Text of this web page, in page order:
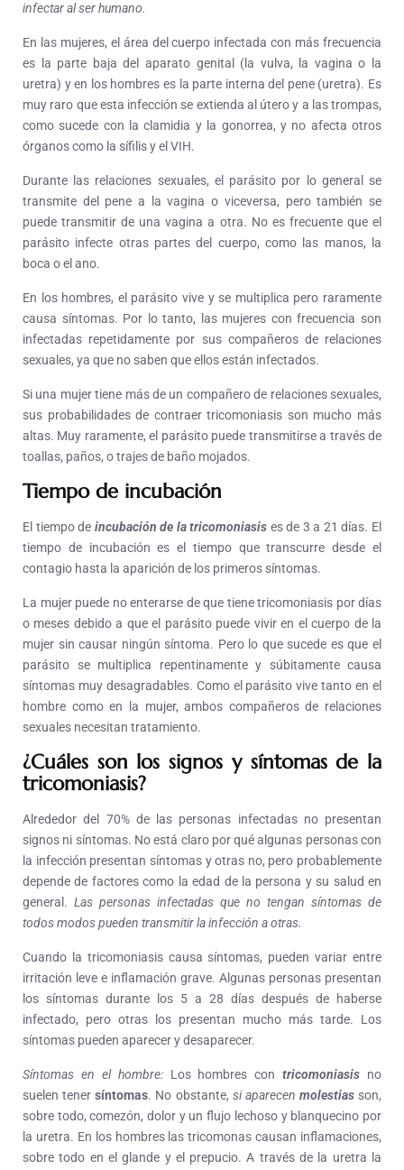
infectar al ser humano.
En las mujeres, el área del cuerpo infectada con más frecuencia
es la parte baja del aparato genital (la vulva, la vagina o la
uretra) y en los hombres es la parte interna del pene (uretra). Es
muy raro que esta infección se extienda al útero y a las trompas,
como sucede con la clamidia y la gonorrea, y no afecta otros
órganos como la sífilis y el VIH.
Durante las relaciones sexuales, el parásito por lo general se
transmite del pene a la vagina o viceversa, pero también se
puede transmitir de una vagina a otra. No es frecuente que el
parásito infecte otras partes del cuerpo, como las manos, la
boca o el ano.
En los hombres, el parásito vive y se multiplica pero raramente
causa síntomas. Por lo tanto, las mujeres con frecuencia son
infectadas repetidamente por sus compañeros de relaciones
sexuales, ya que no saben que ellos están infectados.
Si una mujer tiene más de un compañero de relaciones sexuales,
sus probabilidades de contraer tricomoniasis son mucho más
altas. Muy raramente, el parásito puede transmitirse a través de
toallas, paños, o trajes de baño mojados.
Tiempo de incubación
El tiempo de incubación de latricomoniasis es de 3 a 21 días. El
tiempo de incubación es el tiempo que transcurre desde el
contagio hasta la aparición de los primeros síntomas.
La mujer puede no enterarse de que tiene tricomoniasis por días
o meses debido a que el parásito puede vivir en el cuerpo de la
mujer sin causar ningún síntoma. Pero lo que sucede es que el
parásito se multiplica repentinamente y súbitamente causa
síntomas muy desagradables. Como el parásito vive tanto en el
hombre como en la mujer, ambos compañeros de relaciones
sexuales necesitan tratamiento.
¿Cuáles son los signos y síntomas de la
tricomoniasis?
Alrededor del 70% de las personas infectadas no presentan
signos ni síntomas. No está claro por qué algunas personas con
la infección presentan síntomas y otras no, pero probablemente
depende de factores como la edad de la persona y su salud en
general. Las personas infectadas que no tengan síntomas de
todos modos pueden transmitir la infección a otras.
Cuando la tricomoniasis causa síntomas, pueden variar entre
irritación leve e inflamación grave. Algunas personas presentan
los síntomas durante los 5 a 28 días después de haberse
infectado, pero otras los presentan mucho más tarde. Los
síntomas pueden aparecer y desaparecer.
Síntomas en el hombre:Los hombres contricomoniasis no
suelen tenersíntomas. No obstante, si aparecen molestiasson,
sobre todo, comezón, dolor y un flujo lechoso y blanquecino por
la uretra. En los hombres las tricomonas causan inflamaciones,
sobre todo en el glande y el prepucio. A través de la uretra la